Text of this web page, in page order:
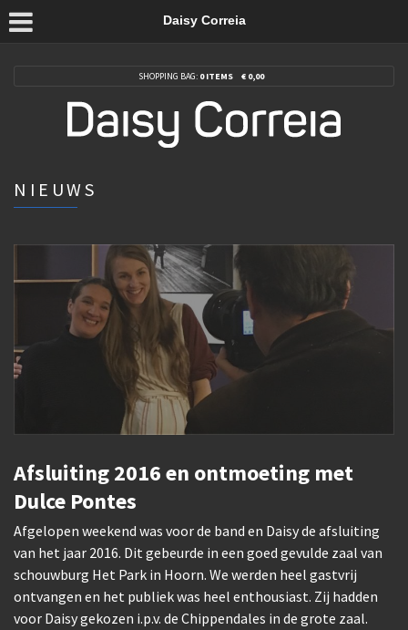
Daisy Correia
SHOPPING BAG: 0 ITEMS €0,00
NIEUWS
Afsluiting 2016 en ontmoeting met
Dulce Pontes
Afgelopen weekend was voor de band en Daisy de afsluiting
van het jaar 2016. Dit gebeurde in een goed gevulde zaal van
schouwburg Het Park in Hoorn. We werden heel gastvrij
ontvangen en het publiek was heel enthousiast. Zij hadden
voor Daisy gekozen i.p.v. de Chippendales in de grote zaal.